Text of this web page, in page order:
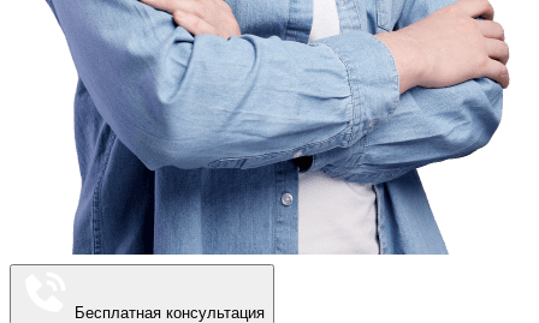
Бесплатная консультация